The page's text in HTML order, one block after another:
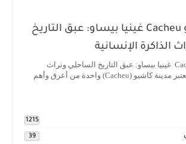
مدينة كاشيو Cacheu غينيا بيساو: عبق التاريخ
الذاكرة الإنسانية
مدينة كاشيو Cacheu غينيا بيساو: عبق التاريخ الساحلي وتراث
الذاكرة الإنسانية تعتبر مدينة كاشيو (Cacheu) واحدة من أعرق وأهم
1215
39